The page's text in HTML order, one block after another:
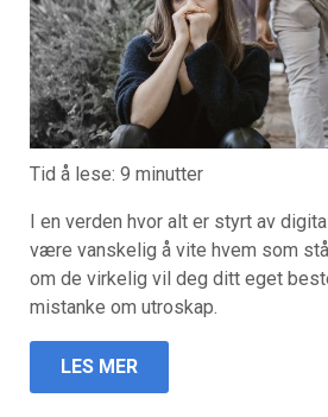
Tid å lese: 9 minutter
I en verden hvor alt er styrt av
være vanskelig å vite hvem som
om de virkelig vil deg ditt eget
mistanke om utroskap.
LES MER